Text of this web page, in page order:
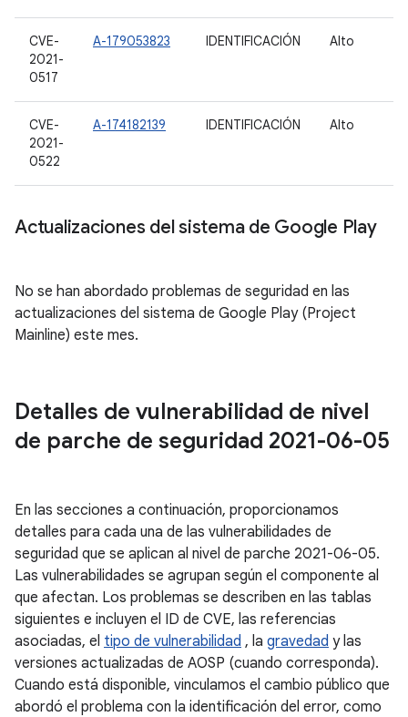
CVE-
2021-
0517
A-179053823 IDENTIFICACIÓN Alto
CVE-
2021-
0522
A-174182139 IDENTIFICACIÓN Alto
Actualizaciones del sistema de Google Play
No se han abordado problemas de seguridad en las
actualizaciones del sistema de Google Play (Project
Mainline) este mes.
Detalles de vulnerabilidad de nivel
de parche de seguridad 2021-06-05
En las secciones a continuación, proporcionamos
detalles para cada una de las vulnerabilidades de
seguridad que se aplican al nivel de parche 2021-06-05.
Las vulnerabilidades se agrupan según el componente al
que afectan. Los problemas se describen en las tablas
siguientes e incluyen el ID de CVE, las referencias
asociadas, el tipo de vulnerabilidad , la gravedad y las
versiones actualizadas de AOSP (cuando corresponda).
Cuando está disponible, vinculamos el cambio público que
abordó el problema con la identificación del error, como